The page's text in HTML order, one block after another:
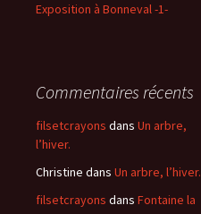
Exposition à Bonneval -1-
Commentaires récents
filsetcrayons dans Un arbre,
l’hiver.
Christine dans Un arbre, l’hiver.
filsetcrayons dans Fontaine la